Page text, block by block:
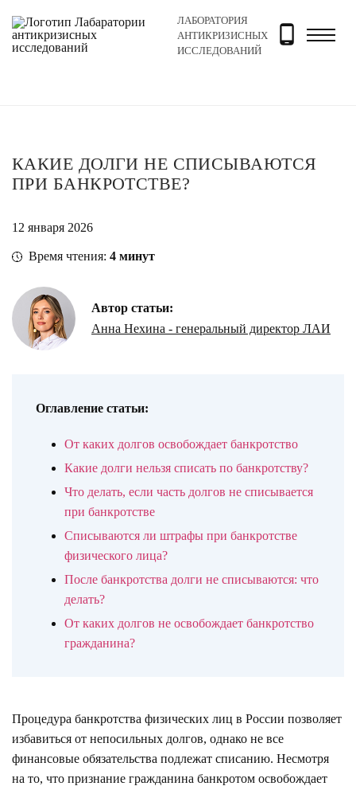
ЛАБОРАТОРИЯ
АНТИКРИЗИСНЫХ
ИССЛЕДОВАНИЙ
Главная Новости и блог Блог Какие долги не
КАКИЕ ДОЛГИ НЕ СПИСЫВАЮТСЯ
ПРИ БАНКРОТСТВЕ?
12 января 2026
Время чтения: 4 минут
Автор статьи:
Анна Нехина - генеральный директор ЛАИ
Оглавление статьи:
От каких долгов освобождает банкротство
Какие долги нельзя списать по банкротству?
Что делать, если часть долгов не списывается
при банкротстве
Списываются ли штрафы при банкротстве
физического лица?
После банкротства долги не списываются: что
делать?
От каких долгов не освобождает банкротство
гражданина?
Процедура банкротства физических лиц в России позволяет
избавиться от непосильных долгов, однако не все
финансовые обязательства подлежат списанию. Несмотря
на то, что признание гражданина банкротом освобождает